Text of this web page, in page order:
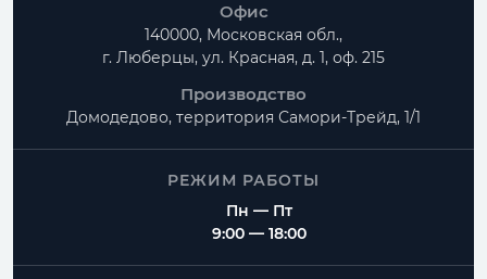
Офис
140000, Московская обл.,
г. Люберцы, ул. Красная, д. 1, оф. 215
Производство
Домодедово, территория Самори-Трейд, 1/1
РЕЖИМ РАБОТЫ
Пн — Пт
9:00 — 18:00